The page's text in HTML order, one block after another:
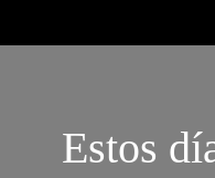
Estos